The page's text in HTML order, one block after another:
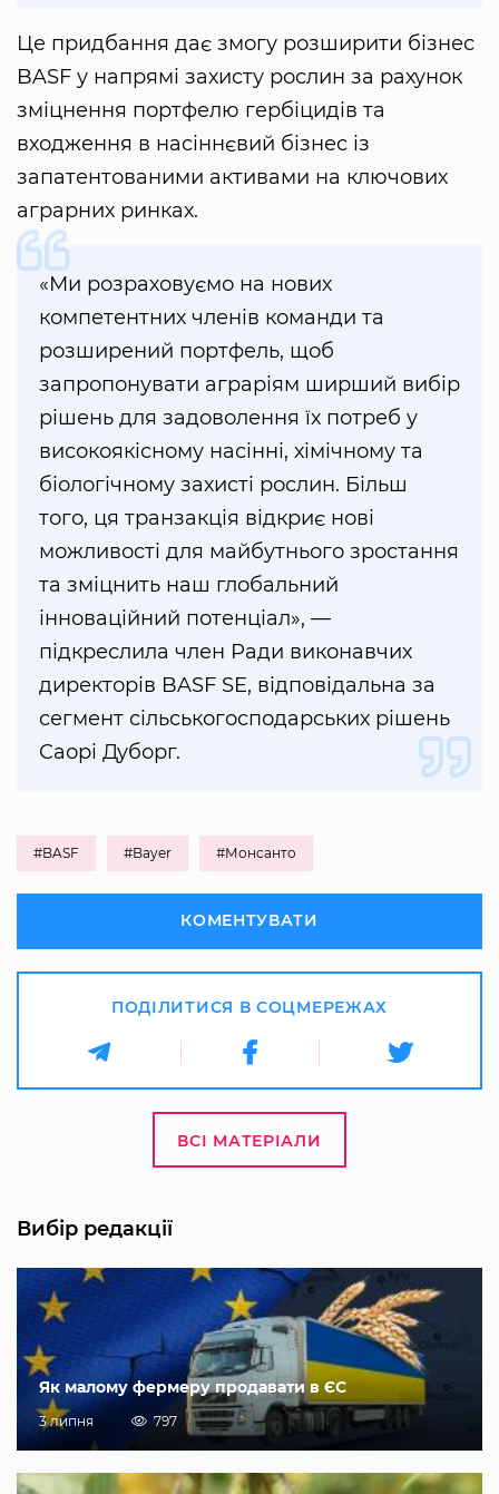
Це придбання дає змогу розширити бізнес
BASF у напрямі захисту рослин за рахунок
зміцнення портфелю гербіцидів та
входження в насіннєвий бізнес із
запатентованими активами на ключових
аграрних ринках.
«Ми розраховуємо на нових
компетентних членів команди та
розширений портфель, щоб
запропонувати аграріям ширший вибір
рішень для задоволення їх потреб у
високоякісному насінні, хімічному та
біологічному захисті рослин. Більш
того, ця транзакція відкриє нові
можливості для майбутнього зростання
та зміцнить наш глобальний
інноваційний потенціал», —
підкреслила член Ради виконавчих
директорів BASF SE, відповідальна за
сегмент сільськогосподарських рішень
Саорі Дуборг.
#BASF #Bayer #Монсанто
КОМЕНТУВАТИ
ПОДІЛИТИСЯ В СОЦМЕРЕЖАХ
ВСІ МАТЕРІАЛИ
Вибір редакції
Як малому фермеру продавати в ЄС
3 липня 797